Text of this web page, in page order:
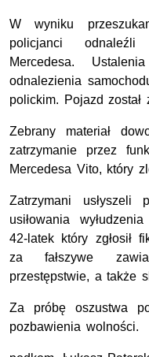
W wyniku
policjanci
Mercedesa.
odnalezienia
polickim. Pojazd został
Zebrany materiał
zatrzymanie przez
Mercedesa Vito, który
Zatrzymani usłyszeli
usiłowania
42-latek który zgłosił
za fałszywe
przestępstwie, a także
Za próbę oszustwa
pozbawienia wolności.